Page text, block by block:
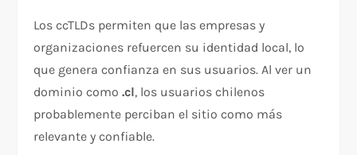
Los ccTLDs permiten que las empresas y
organizaciones refuercen su identidad local, lo
que genera confianza en sus usuarios. Al ver un
dominio como.cl, los usuarios chilenos
probablemente perciban el sitio como más
relevante y confiable.